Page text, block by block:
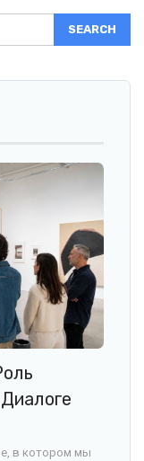
в котором мы